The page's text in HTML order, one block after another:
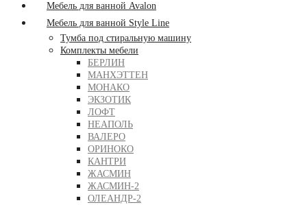
Мебель для ванной Avalon
Мебель для ванной Style Line
Тумба под стиральную машину
Комплекты мебели
БЕРЛИН
МАНХЭТТЕН
МОНАКО
ЭКЗОТИК
ЛОФТ
НЕАПОЛЬ
ВАЛЕРО
ОРИНОКО
КАНТРИ
ЖАСМИН
ЖАСМИН-2
ОЛЕАНДР-2